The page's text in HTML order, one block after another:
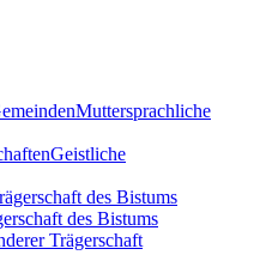
Muttersprachliche
Geistliche
des Bistums